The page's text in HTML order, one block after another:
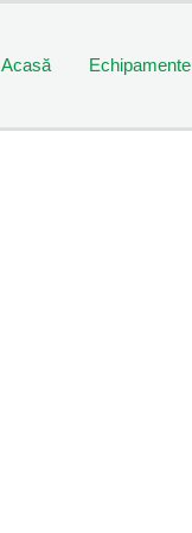
Acasă Echipamente